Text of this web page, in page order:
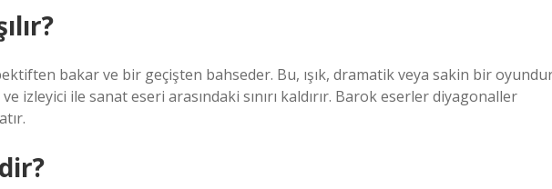
bakar ve bir geçişten bahseder. Bu, ışık, dramatik veya sakin bir
izleyici ile sanat eseri arasındaki sınırı kaldırır. Barok eserler diyagonaller